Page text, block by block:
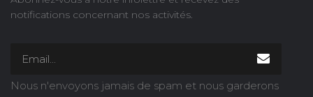
notifications concernant nos activités.
Nous n'envoyons jamais de spam et nous garderons